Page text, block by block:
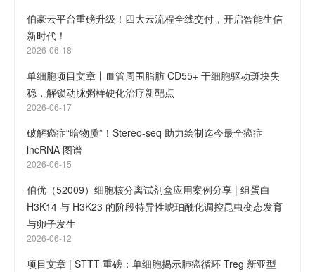
伯豪云平台重磅升级！四大云流程全线交付，开启智能生信
新时代！
2026-06-18
单细胞项目文章丨血管周围脂肪 CD55+ 干细胞驱动斑块失
稳，解锁动脉粥样硬化治疗新靶点
2026-06-17
破解癌症“暗物质”！Stereo-seq 助力绘制迄今最全癌症
lncRNA 图谱
2026-06-15
伯优（52009）细胞核分离试剂盒应用案例分享 | 组蛋白
H3K14 与 H3K23 的阶段特异性琥珀酰化调控昆虫变态发育
与卵子发生
2026-06-12
项目文章 | STTT 重磅：单细胞揭示肺癌循环 Treg 新亚型